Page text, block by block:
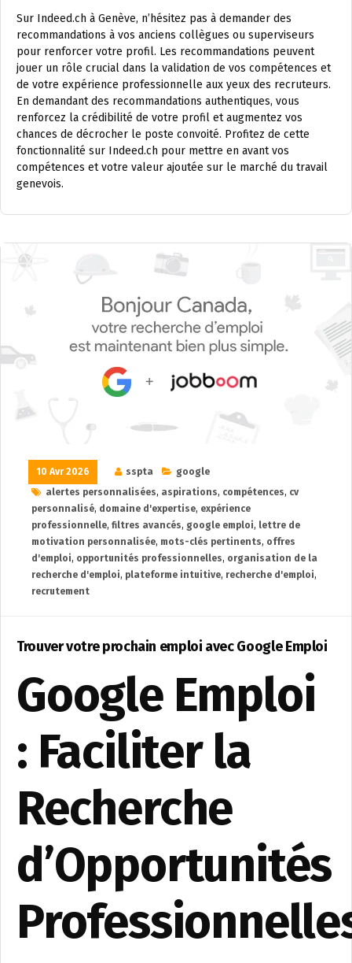
Sur Indeed.ch à Genève, n’hésitez pas à demander des
recommandations à vos anciens collègues ou superviseurs
pour renforcer votre profil. Les recommandations peuvent
jouer un rôle crucial dans la validation de vos compétences et
de votre expérience professionnelle aux yeux des recruteurs.
En demandant des recommandations authentiques, vous
renforcez la crédibilité de votre profil et augmentez vos
chances de décrocher le poste convoité. Profitez de cette
fonctionnalité sur Indeed.ch pour mettre en avant vos
compétences et votre valeur ajoutée sur le marché du travail
genevois.
10 Avr 2026 sspta
google
alertes personnalisées, aspirations, compétences, cv
personnalisé, domaine d'expertise, expérience
professionnelle, filtres avancés, google emploi, lettre de
motivation personnalisée, mots-clés pertinents, offres
d'emploi, opportunités professionnelles, organisation de la
recherche d'emploi, plateforme intuitive, recherche d'emploi,
recrutement
Trouver votre prochain emploi avec Google Emploi
Google Emploi
: Faciliter la
Recherche
d’Opportunités